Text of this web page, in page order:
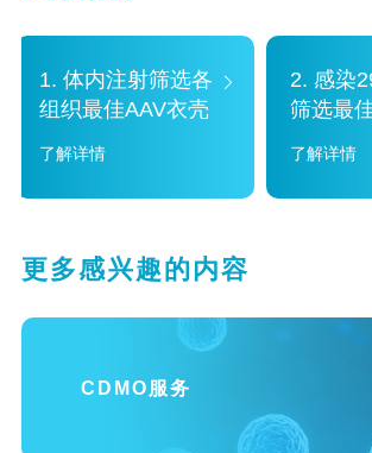
1. 体内注射筛选各
组织最佳AAV衣壳
了解详情
2. 感染
筛选最
了解详情
更多感兴趣的内容
CDMO服务